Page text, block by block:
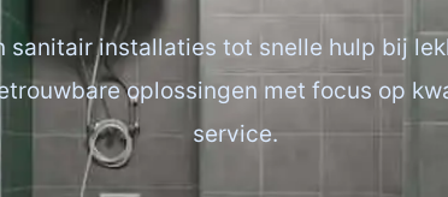
sanitair installaties tot snelle hulp bij
oplossingen met focus op
service.